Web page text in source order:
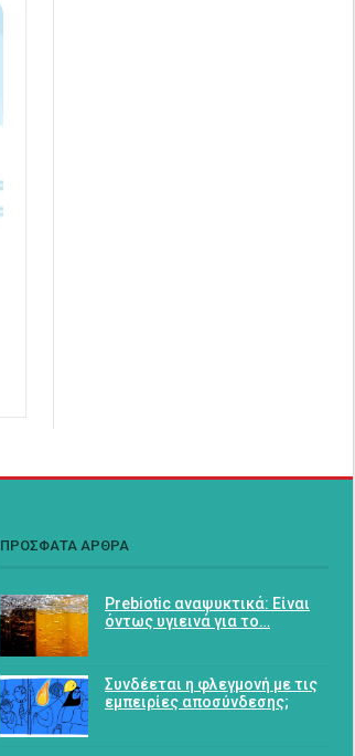
ΠΡΟΣΦΑΤΑ ΑΡΘΡΑ
Prebiotic αναψυκτικά: Είναι
όντως υγιεινά για το…
Συνδέεται η φλεγμονή με τις
εμπειρίες αποσύνδεσης;